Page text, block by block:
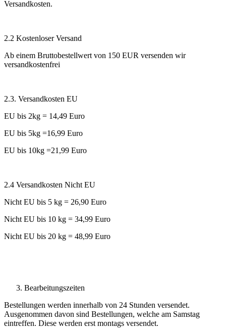
Versandkosten.
2.2 Kostenloser Versand
Ab einem Bruttobestellwert von 150 EUR versenden wir
versandkostenfrei
2.3. Versandkosten EU
EU bis 2kg = 14,49 Euro
EU bis 5kg =16,99 Euro
EU bis 10kg =21,99 Euro
2.4 Versandkosten Nicht EU
Nicht EU bis 5 kg = 26,90 Euro
Nicht EU bis 10 kg = 34,99 Euro
Nicht EU bis 20 kg = 48,99 Euro
Bearbeitungszeiten
Bestellungen werden innerhalb von 24 Stunden versendet.
Ausgenommen davon sind Bestellungen, welche am Samstag
eintreffen. Diese werden erst montags versendet.